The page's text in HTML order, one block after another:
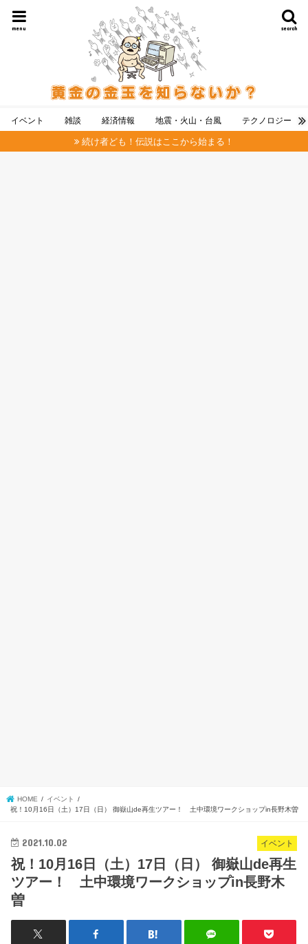
search
menu
イベント 雑談 経済情報 地震・火山・台風 テクノロジー
続け者ども！伝説はここから始まる！
HOME
イベント
祝！10月16日（土）17日（日） 御嶽山de再生ツアー！ 土中環境ワークショップin長野木曽
イベント
2021.10.02
祝！10月16日（土）17日（日） 御嶽山de再生
ツアー！ 土中環境ワークショップin長野木
曽